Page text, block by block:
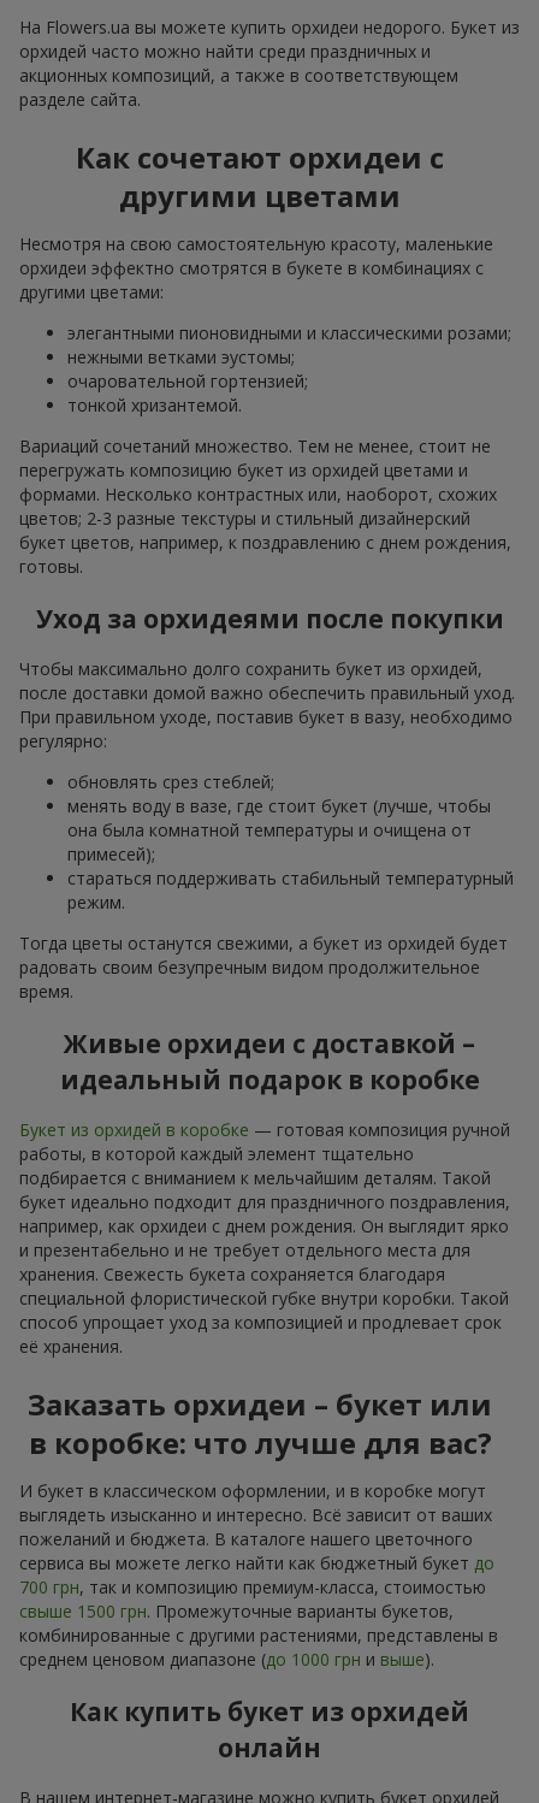
На Flowers.ua вы можете купить орхидеи недорого. Букет из
орхидей часто можно найти среди праздничных и
акционных композиций, а также в соответствующем
разделе сайта.
Как сочетают орхидеи с
другими цветами
Несмотря на свою самостоятельную красоту, маленькие
орхидеи эффектно смотрятся в букете в комбинациях с
другими цветами:
элегантными пионовидными и классическими розами;
нежными ветками эустомы;
очаровательной гортензией;
тонкой хризантемой.
Вариаций сочетаний множество. Тем не менее, стоит не
перегружать композицию букет из орхидей цветами и
формами. Несколько контрастных или, наоборот, схожих
цветов; 2-3 разные текстуры и стильный дизайнерский
букет цветов, например, к поздравлению с днем рождения,
готовы.
Уход за орхидеями после покупки
Чтобы максимально долго сохранить букет из орхидей,
после доставки домой важно обеспечить правильный уход.
При правильном уходе, поставив букет в вазу, необходимо
регулярно:
обновлять срез стеблей;
менять воду в вазе, где стоит букет (лучше, чтобы
она была комнатной температуры и очищена от
примесей);
стараться поддерживать стабильный температурный
режим.
Тогда цветы останутся свежими, а букет из орхидей будет
радовать своим безупречным видом продолжительное
время.
Живые орхидеи с доставкой –
идеальный подарок в коробке
Букет из орхидей в коробке — готовая композиция ручной
работы, в которой каждый элемент тщательно
подбирается с вниманием к мельчайшим деталям. Такой
букет идеально подходит для праздничного поздравления,
например, как орхидеи с днем рождения. Он выглядит ярко
и презентабельно и не требует отдельного места для
хранения. Свежесть букета сохраняется благодаря
специальной флористической губке внутри коробки. Такой
способ упрощает уход за композицией и продлевает срок
её хранения.
Заказать орхидеи – букет или
в коробке: что лучше для вас?
И букет в классическом оформлении, и в коробке могут
выглядеть изысканно и интересно. Всё зависит от ваших
пожеланий и бюджета. В каталоге нашего цветочного
сервиса вы можете легко найти как бюджетный букет до
700 грн, так и композицию премиум-класса, стоимостью
свыше 1500 грн. Промежуточные варианты букетов,
комбинированные с другими растениями, представлены в
среднем ценовом диапазоне (до 1000 грн и выше).
Как купить букет из орхидей
онлайн
В нашем интернет-магазине можно купить букет орхидей